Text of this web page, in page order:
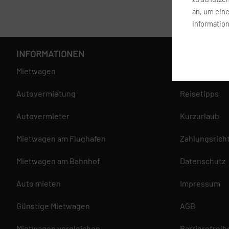
an, um
INFORMATIONEN
Mietwagen
Autovermietung
Autovermieter
Mietwagen am Flughafen
Mietwagen am Bahnhof
Auto mieten
Günstige Mietwagen
Reisetipps
Kurzurlaub
Datenschutz
Impressum
AGB